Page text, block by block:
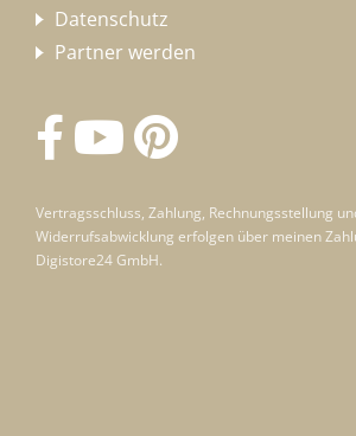
Datenschutz
Partner werden
Vertragsschluss, Zahlung, Rechnungsstellung
Widerrufsabwicklung erfolgen über meinen
Digistore24 GmbH.